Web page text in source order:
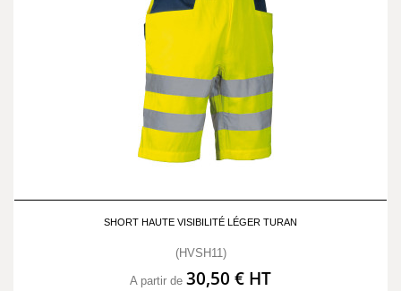
SHORT HAUTE VISIBILITÉ LÉGER TURAN
(HVSH11)
A partir de 30,50 € HT